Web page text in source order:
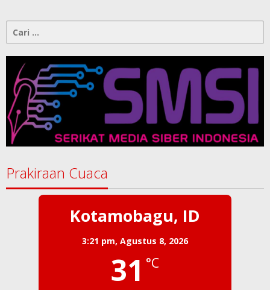
Cari
untuk:
Prakiraan Cuaca
Kotamobagu, ID
3:21 pm, Agustus 8, 2026
31 °C